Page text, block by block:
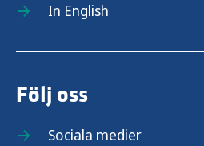
In English
Följ oss
Sociala medier